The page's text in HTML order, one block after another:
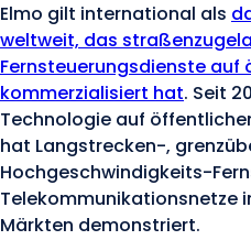
Elmo gilt international als
weltweit, das
Fernsteuerungsdienste auf
kommerzialisiert hat. Seit
Technologie auf
hat Langstrecken-,
Hochgeschwindigkeits-
Telekommunikationsnetze
Märkten demonstriert.